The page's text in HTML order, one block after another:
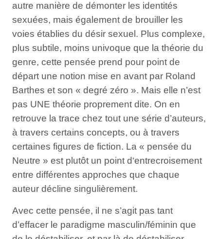
autre manière de démonter les identités
sexuées, mais également de brouiller les
voies établies du désir sexuel. Plus complexe,
plus subtile, moins univoque que la théorie du
genre, cette pensée prend pour point de
départ une notion mise en avant par Roland
Barthes et son « degré zéro ». Mais elle n’est
pas UNE théorie proprement dite. On en
retrouve la trace chez tout une série d’auteurs,
à travers certains concepts, ou à travers
certaines figures de fiction. La « pensée du
Neutre » est plutôt un point d‘entrecroisement
entre différentes approches que chaque
auteur décline singulièrement.
Avec cette pensée, il ne s’agit pas tant
d’effacer le paradigme masculin/féminin que